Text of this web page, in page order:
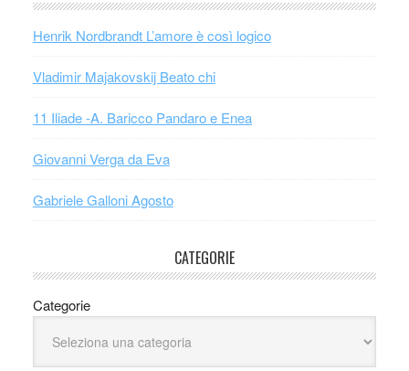
Henrik Nordbrandt L’amore è così logico
Vladimir Majakovskij Beato chi
11 Iliade -A. Baricco Pandaro e Enea
Giovanni Verga da Eva
Gabriele Galloni Agosto
CATEGORIE
Categorie